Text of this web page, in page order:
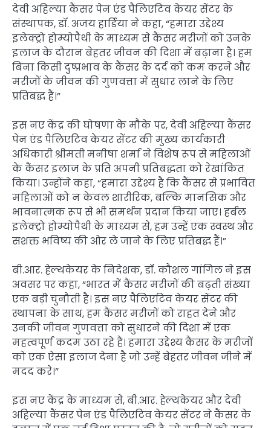
देवी अहिल्या कैंसर पेन एंड पैलिएटिव केयर सेंटर के
संस्थापक, डॉ. अजय हार्डिया ने कहा, “हमारा उद्देश्य
इलेक्ट्रो होम्योपैथी के माध्यम से कैंसर मरीजों को उनके
इलाज के दौरान बेहतर जीवन की दिशा में बढ़ाना है। हम
बिना किसी दुष्प्रभाव के कैंसर के दर्द को कम करने और
मरीजों के जीवन की गुणवत्ता में सुधार लाने के लिए
प्रतिबद्ध हैं।”
इस नए केंद्र की घोषणा के मौके पर, देवी अहिल्या कैंसर
पेन एंड पैलिएटिव केयर सेंटर की मुख्य कार्यकारी
अधिकारी श्रीमती मनीषा शर्मा ने विशेष रूप से महिलाओं
के कैंसर इलाज के प्रति अपनी प्रतिबद्धता को रेखांकित
किया। उन्होंने कहा, “हमारा उद्देश्य है कि कैंसर से प्रभावित
महिलाओं को न केवल शारीरिक, बल्कि मानसिक और
भावनात्मक रूप से भी समर्थन प्रदान किया जाए। हर्बल
इलेक्ट्रो होम्योपैथी के माध्यम से, हम उन्हें एक स्वस्थ और
सशक्त भविष्य की ओर ले जाने के लिए प्रतिबद्ध हैं।”
बी.आर. हेल्थकेयर के निदेशक, डॉ. कौशल गांगिल ने इस
अवसर पर कहा, “भारत में कैंसर मरीजों की बढ़ती संख्या
एक बड़ी चुनौती है। इस नए पैलिएटिव केयर सेंटर की
स्थापना के साथ, हम कैंसर मरीजों को राहत देने और
उनकी जीवन गुणवत्ता को सुधारने की दिशा में एक
महत्वपूर्ण कदम उठा रहे हैं। हमारा उद्देश्य कैंसर के मरीजों
को एक ऐसा इलाज देना है जो उन्हें बेहतर जीवन जीने में
मदद करे।”
इस नए केंद्र के माध्यम से, बी.आर. हेल्थकेयर और देवी
अहिल्या कैंसर पेन एंड पैलिएटिव केयर सेंटर ने कैंसर के